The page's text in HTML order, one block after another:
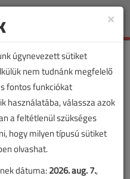
Toggle
×
úgynevezett sütiket
nem tudnánk megfelelő
fontos funkciókat
használatába, válassza azok
a feltétlenül szükséges
hogy milyen típusú sütiket
olvashat.
dátuma:2026. aug. 7.,